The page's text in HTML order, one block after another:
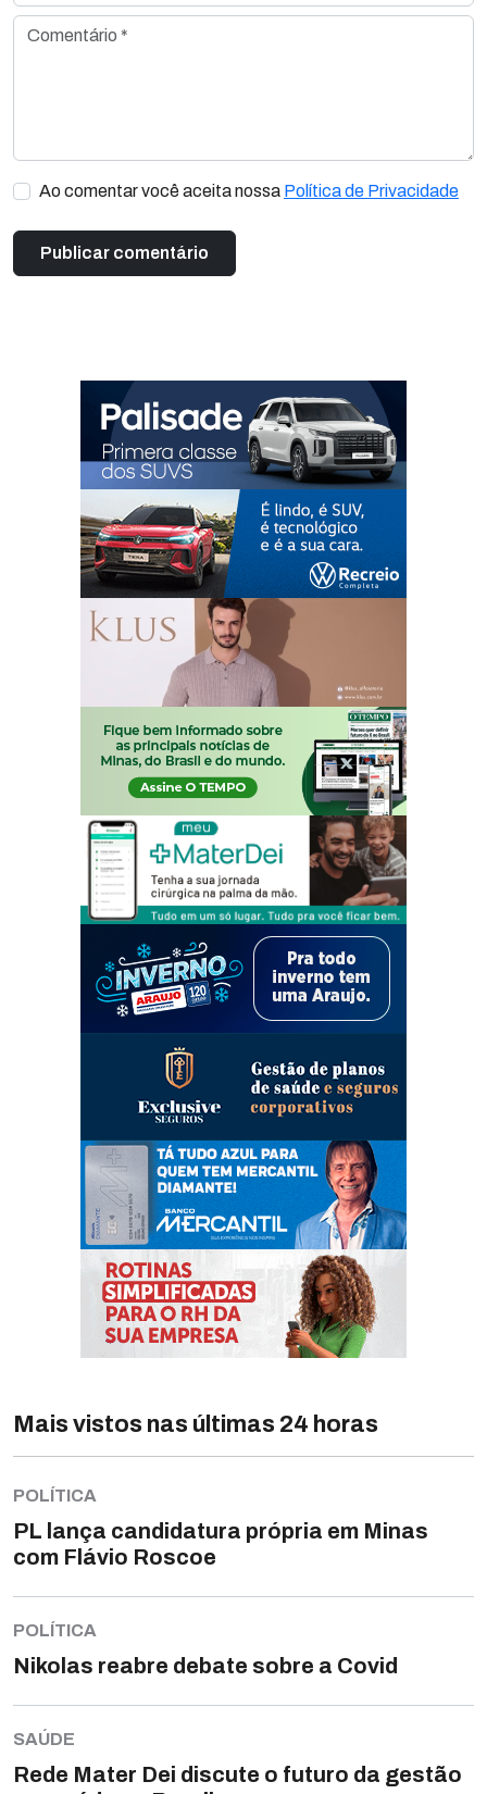
Comentário *
Ao comentar você aceita nossa Política de Privacidade
Mais vistos nas últimas 24 horas
POLÍTICA
PL lança candidatura própria em Minas
com Flávio Roscoe
POLÍTICA
Nikolas reabre debate sobre a Covid
SAÚDE
Rede Mater Dei discute o futuro da gestão